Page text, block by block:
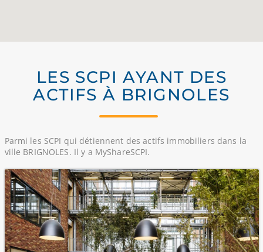
LES SCPI AYANT DES
ACTIFS À BRIGNOLES
Parmi les SCPI qui détiennent des actifs immobiliers dans la
ville BRIGNOLES. Il y a MyShareSCPI.